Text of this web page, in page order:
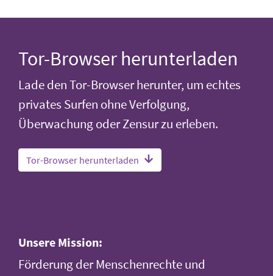
Tor-Browser herunterladen
Lade den Tor-Browser herunter, um echtes
privates Surfen ohne Verfolgung,
Überwachung oder Zensur zu erleben.
Tor-Browser herunterladen
Unsere Mission:
Förderung der Menschenrechte und